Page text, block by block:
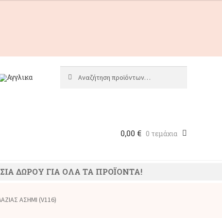
για:
0,00 € 0 τεμάχια
ΔΩΡΟΥ ΓΙΑ ΟΛΑ ΤΑ ΠΡΟΪΟΝΤΑ!
ΑΣΗΜΙ (V116)